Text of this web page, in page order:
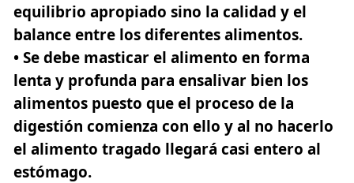
equilibrio apropiado sino la calidad y el
balance entre los diferentes alimentos.
• Se debe masticar el alimento en forma
lenta y profunda para ensalivar bien los
alimentos puesto que el proceso de la
digestión comienza con ello y al no hacerlo
el alimento tragado llegará casi entero al
estómago.